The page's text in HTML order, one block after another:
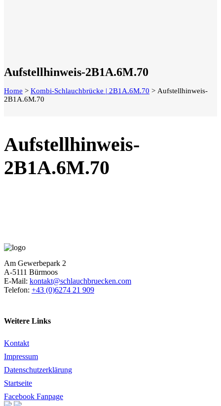
Aufstellhinweis-2B1A.6M.70
Home > Kombi-Schlauchbrücke | 2B1A.6M.70 > Aufstellhinweis-
2B1A.6M.70
Aufstellhinweis-
2B1A.6M.70
Am Gewerbepark 2
A-5111 Bürmoos
E-Mail: kontakt@schlauchbruecken.com
Telefon: +43 (0)6274 21 909
Weitere Links
Kontakt
Impressum
Datenschutzerklärung
Startseite
Facebook Fanpage